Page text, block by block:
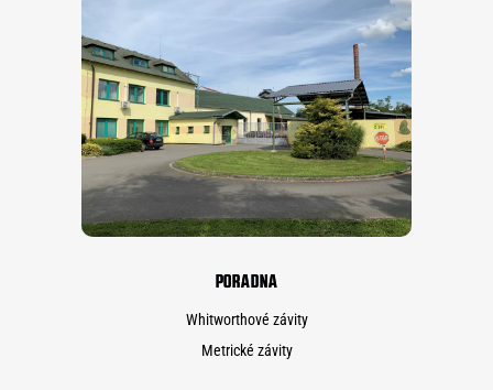
PORADNA
Whitworthové závity
Metrické závity